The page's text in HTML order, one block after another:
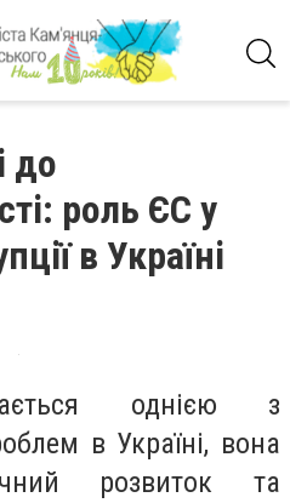
до
роль ЄС у
в Україні
однією з
в Україні, вона
розвиток та